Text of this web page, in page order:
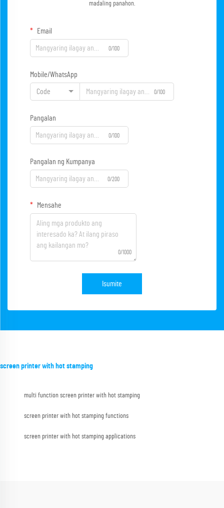
madaling panahon.
Email
0/100
Mobile/WhatsApp
Code 0/100
Pangalan
0/100
Pangalan ng Kumpanya
0/200
Mensahe
0/1000
Isumite
screen printer with hot stamping
multi function screen printer with hot stamping
screen printer with hot stamping functions
screen printer with hot stamping applications